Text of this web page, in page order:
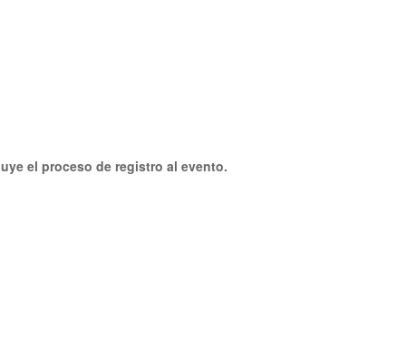
el proceso de registro al evento.